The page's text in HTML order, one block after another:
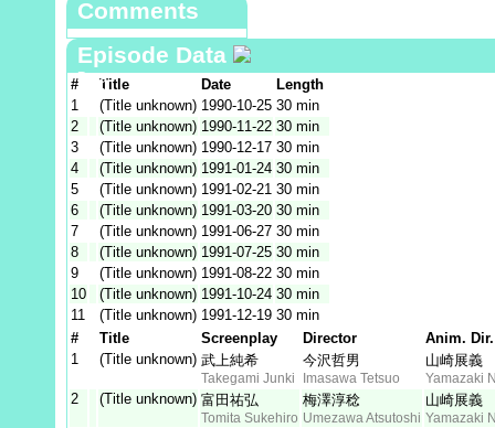
Comments
Episode Data
Data
Staff
# Title Date
Length
1
(Title unknown) 1990‑10‑25 30 min
2
(Title unknown) 1990‑11‑22 30 min
3
(Title unknown) 1990‑12‑17 30 min
4
(Title unknown) 1991‑01‑24 30 min
5
(Title unknown) 1991‑02‑21 30 min
6
(Title unknown) 1991‑03‑20 30 min
7
(Title unknown) 1991‑06‑27 30 min
8
(Title unknown) 1991‑07‑25 30 min
9
(Title unknown) 1991‑08‑22 30 min
10
(Title unknown) 1991‑10‑24 30 min
11
(Title unknown) 1991‑12‑19 30 min
#
Title Screenplay Director
Anim. Dir.
1
(Title unknown) 武上純希
Takegami Junki
今沢哲男
Imasawa Tetsuo
山崎展義
Yamazaki
2 (Title unknown) 富田祐弘
Tomita Sukehiro
梅澤淳稔
Umezawa Atsutoshi
山崎展義
Yamazaki